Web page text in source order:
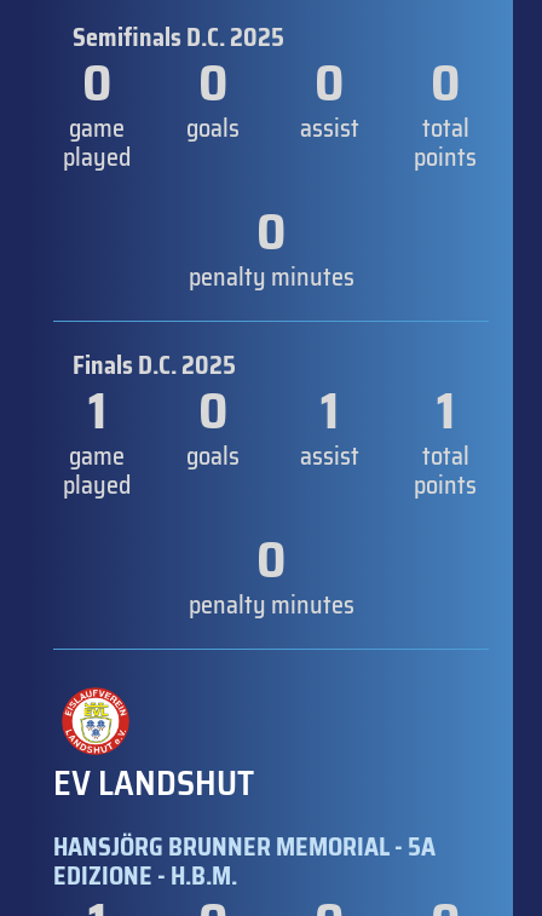
Semifinals D.C. 2025
0
game
played
0
goals
0
assist
0
total
points
0
penalty minutes
Finals D.C. 2025
1
game
played
0
goals
1
assist
1
total
points
0
penalty minutes
EV LANDSHUT
HANSJÖRG BRUNNER MEMORIAL - 5A
EDIZIONE - H.B.M.